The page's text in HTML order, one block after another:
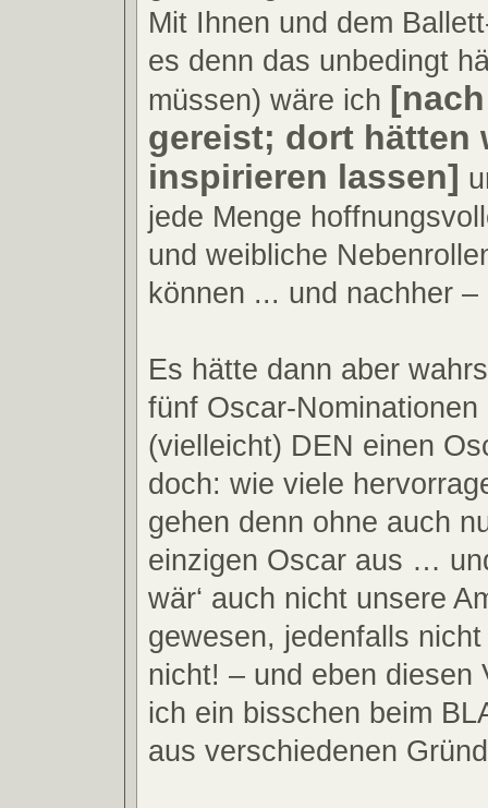
Mit Ihnen und dem
es denn das unbedingt
müssen) wäre ich
gereist; dort hätten
inspirieren lassen]
jede Menge
und weibliche
können ... und nachher
Es hätte dann aber
fünf Oscar-
(vielleicht) DEN einen
doch: wie viele
gehen denn ohne auch
einzigen Oscar aus …
wär‘ auch nicht unsere
gewesen, jedenfalls
nicht! – und eben diesen
ich ein bisschen beim
aus verschiedenen